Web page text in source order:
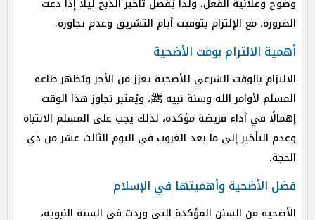
الضرورة، مع الإلتزام بتوقيت أيام التشريق وعدم تجاوزه.
أهمية الالتزام بوقت الأضحية
الالتزام بالوقت الشرعي للأضحية يعزز من الأجر ويُظهر طاعة
المسلم لأوامر الله وسنة نبيه ﷺ، ويُعتبر تجاوز هذا الوقت
إهمالًا في أداء فريضة مؤكدة، لذلك يجب على المسلم الانتباه
وعدم التأخير إلى ما بعد الغروب في اليوم الثالث عشر من ذي
الحجة.
فضل الأضحية وأهميتها في الإسلام
الأضحية من السنن المؤكدة التي وردت في السنة النبوية،